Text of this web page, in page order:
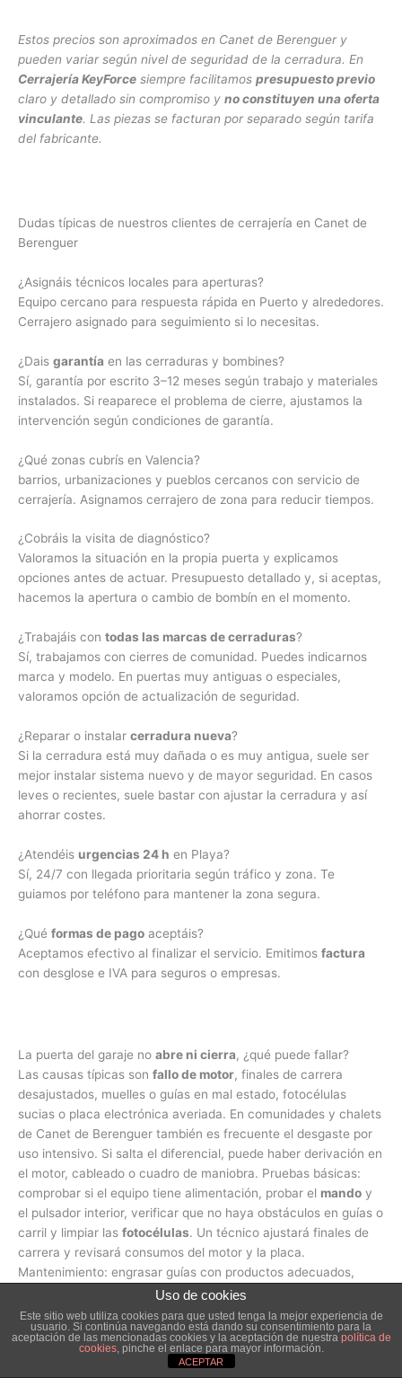
Estos precios son aproximados en Canet de Berenguer y
pueden variar según nivel de seguridad de la cerradura. En
Cerrajería KeyForce siempre facilitamos presupuesto previo
claro y detallado sin compromiso y no constituyen una oferta
vinculante. Las piezas se facturan por separado según tarifa
del fabricante.
Dudas típicas de nuestros clientes de cerrajería en Canet de
Berenguer
¿Asignáis técnicos locales para aperturas?
Equipo cercano para respuesta rápida en Puerto y alrededores.
Cerrajero asignado para seguimiento si lo necesitas.
¿Dais garantía en las cerraduras y bombines?
Sí, garantía por escrito 3–12 meses según trabajo y materiales
instalados. Si reaparece el problema de cierre, ajustamos la
intervención según condiciones de garantía.
¿Qué zonas cubrís en Valencia?
barrios, urbanizaciones y pueblos cercanos con servicio de
cerrajería. Asignamos cerrajero de zona para reducir tiempos.
¿Cobráis la visita de diagnóstico?
Valoramos la situación en la propia puerta y explicamos
opciones antes de actuar. Presupuesto detallado y, si aceptas,
hacemos la apertura o cambio de bombín en el momento.
¿Trabajáis con todas las marcas de cerraduras?
Sí, trabajamos con cierres de comunidad. Puedes indicarnos
marca y modelo. En puertas muy antiguas o especiales,
valoramos opción de actualización de seguridad.
¿Reparar o instalar cerradura nueva?
Si la cerradura está muy dañada o es muy antigua, suele ser
mejor instalar sistema nuevo y de mayor seguridad. En casos
leves o recientes, suele bastar con ajustar la cerradura y así
ahorrar costes.
¿Atendéis urgencias 24 h en Playa?
Sí, 24/7 con llegada prioritaria según tráfico y zona. Te
guiamos por teléfono para mantener la zona segura.
¿Qué formas de pago aceptáis?
Aceptamos efectivo al finalizar el servicio. Emitimos factura
con desglose e IVA para seguros o empresas.
La puerta del garaje no abre ni cierra, ¿qué puede fallar?
Las causas típicas son fallo de motor, finales de carrera
desajustados, muelles o guías en mal estado, fotocélulas
sucias o placa electrónica averiada. En comunidades y chalets
de Canet de Berenguer también es frecuente el desgaste por
uso intensivo. Si salta el diferencial, puede haber derivación en
el motor, cableado o cuadro de maniobra. Pruebas básicas:
comprobar si el equipo tiene alimentación, probar el mando y
el pulsador interior, verificar que no haya obstáculos en guías o
carril y limpiar las fotocélulas. Un técnico ajustará finales de
carrera y revisará consumos del motor y la placa.
Mantenimiento: engrasar guías con productos adecuados,
revisar muelles y herrajes, no forzar la puerta en manual y
evitar empujones cuando el motor está actuando. Una revisión
periódica evita desgastes prematuros y averías costosas en
puertas de garaje de comunidades y parkings de Canet de
Berenguer. Seguridad: cortar corriente antes de manipular el
Uso de cookies
Este sitio web utiliza cookies para que usted tenga la mejor experiencia de
usuario. Si continúa navegando está dando su consentimiento para la
aceptación de las mencionadas cookies y la aceptación de nuestra política de
cookies, pinche el enlace para mayor información.
ACEPTAR